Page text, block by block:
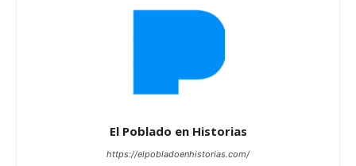
El Poblado en Historias
https://elpobladoenhistorias.com/